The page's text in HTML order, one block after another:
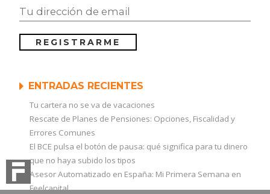
ENTRADAS RECIENTES
Tu cartera no se va de vacaciones
Rescate de Planes de Pensiones: Opciones, Fiscalidad y
Errores Comunes
El BCE pulsa el botón de pausa: qué significa para tu dinero
que no haya subido los tipos
Asesor Automatizado en España: Mi Primera Semana en
Feelcapital